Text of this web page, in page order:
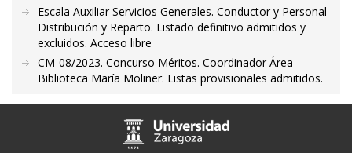
Escala Auxiliar Servicios Generales. Conductor y Personal
Distribución y Reparto. Listado definitivo admitidos y
excluidos. Acceso libre
CM-08/2023. Concurso Méritos. Coordinador Área
Biblioteca María Moliner. Listas provisionales admitidos.